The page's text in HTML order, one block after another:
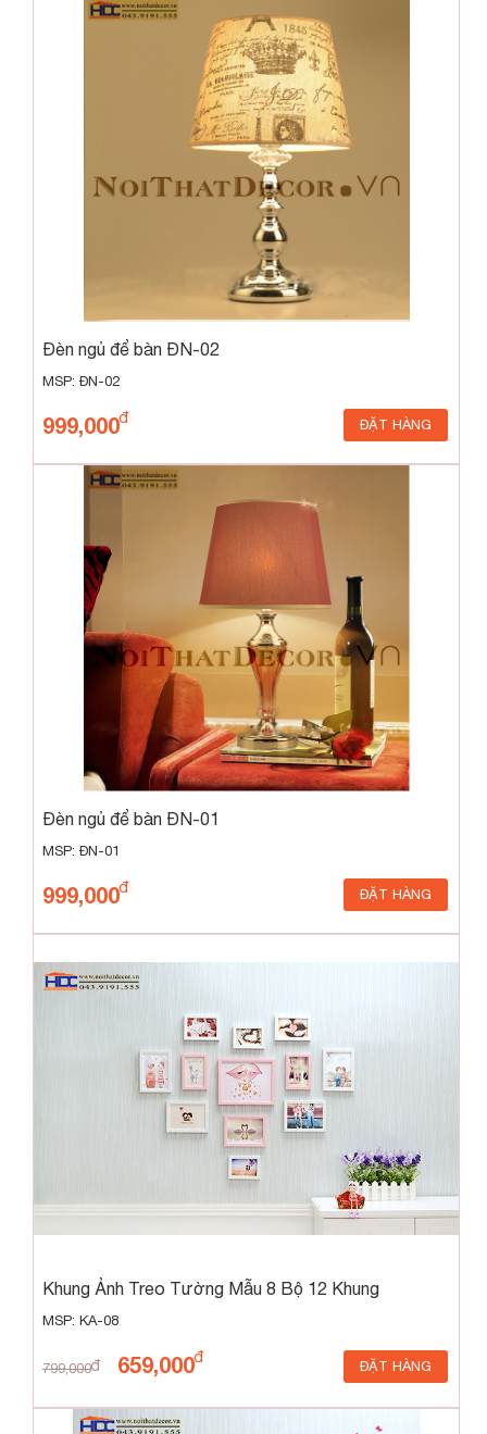
Đèn ngủ để bàn ĐN-02
MSP: ĐN-02
999,000 ĐẶT HÀNG
Đèn ngủ để bàn ĐN-01
MSP: ĐN-01
999,000 ĐẶT HÀNG
Khung Ảnh Treo Tường Mẫu 8 Bộ 12 Khung
MSP: KA-08
799,000 659,000 ĐẶT HÀNG